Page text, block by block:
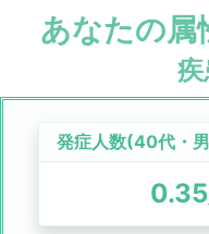
あなたの属
発症人数(40代 ・
0.35